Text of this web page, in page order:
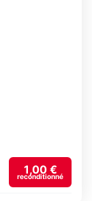
1,00 €
reconditionné